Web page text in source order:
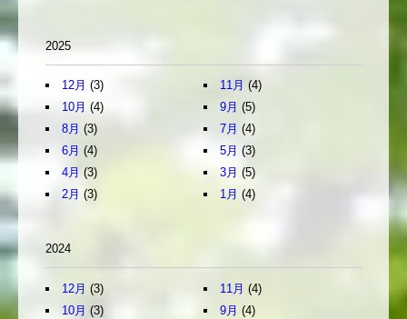
2025
12月 (3) 11月 (4)
10月 (4) 9月 (5)
8月 (3) 7月 (4)
6月 (4) 5月 (3)
4月 (3) 3月 (5)
2月 (3) 1月 (4)
2024
12月 (3) 11月 (4)
10月 (3) 9月 (4)